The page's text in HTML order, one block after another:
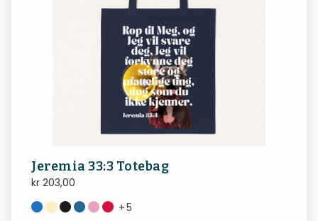
Jeremia 33:3 Totebag
kr 203,00
+5